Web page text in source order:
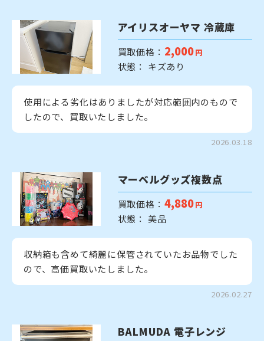
アイリスオーヤマ 冷蔵庫
買取価格： 2,000 円
状態： キズあり
使用による劣化はありましたが対応範囲内のもので
したので、買取いたしました。
2026.03.18
マーベルグッズ複数点
買取価格： 4,880 円
状態： 美品
収納箱も含めて綺麗に保管されていたお品物でした
ので、高価買取いたしました。
2026.02.27
BALMUDA 電子レンジ